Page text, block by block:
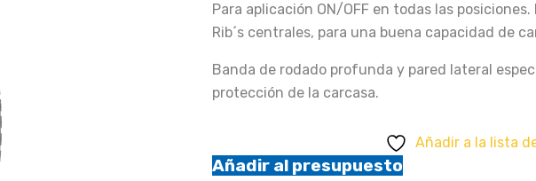
Para aplicación ON/OFF en todas las
Rib´s centrales, para una buena capacidad de
Banda de rodado profunda y pared lateral
protección de la carcasa.
Añadir a la lista
Añadir al presupuesto